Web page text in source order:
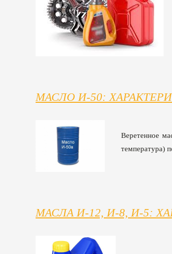
МАСЛО И-50:
Веретенное
температура)
МАСЛА И-12, И-8, И-5: